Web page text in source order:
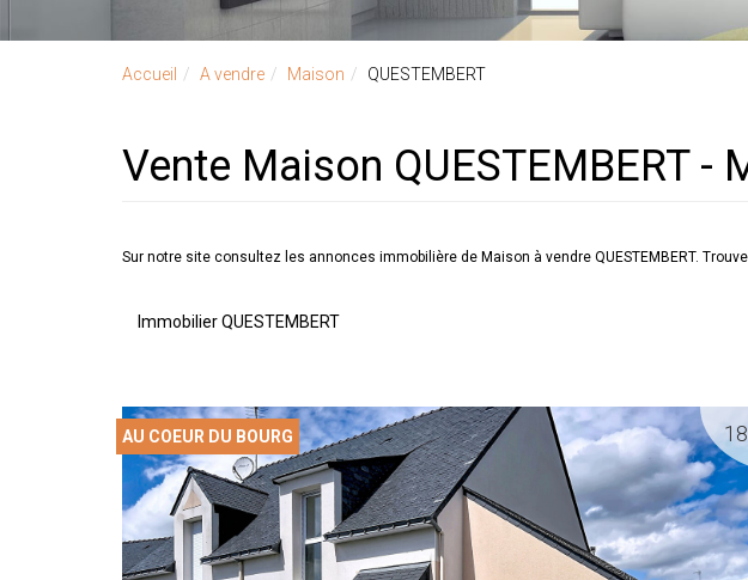
Accueil A vendre Maison QUESTEMBERT
Vente Maison QUESTEMBERT
Sur notre site consultez les annonces immobilière de Maison à vendre QUESTEMBERT.
Immobilier QUESTEMBERT
18
AU COEUR DU BOURG